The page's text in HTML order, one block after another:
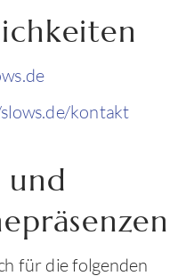
kontakt
und
für die folgenden